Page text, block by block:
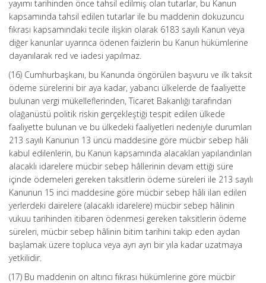
yayımı tarihinden önce tahsil edilmiş olan tutarlar, bu Kanun
kapsamında tahsil edilen tutarlar ile bu maddenin dokuzuncu
fıkrası kapsamındaki tecile ilişkin olarak 6183 sayılı Kanun veya
diğer kanunlar uyarınca ödenen faizlerin bu Kanun hükümlerine
dayanılarak red ve iadesi yapılmaz.
(16) Cumhurbaşkanı, bu Kanunda öngörülen başvuru ve ilk taksit
ödeme sürelerini bir aya kadar, yabancı ülkelerde de faaliyette
bulunan vergi mükelleflerinden, Ticaret Bakanlığı tarafından
olağanüstü politik riskin gerçekleştiği tespit edilen ülkede
faaliyette bulunan ve bu ülkedeki faaliyetleri nedeniyle durumları
213 sayılı Kanunun 13 üncü maddesine göre mücbir sebep hâli
kabul edilenlerin, bu Kanun kapsamında alacakları yapılandırılan
alacaklı idarelere mücbir sebep hâllerinin devam ettiği süre
içinde ödemeleri gereken taksitlerin ödeme süreleri ile 213 sayılı
Kanunun 15 inci maddesine göre mücbir sebep hâli ilan edilen
yerlerdeki dairelere (alacaklı idarelere) mücbir sebep hâlinin
vukuu tarihinden itibaren ödenmesi gereken taksitlerin ödeme
süreleri, mücbir sebep hâlinin bitim tarihini takip eden aydan
başlamak üzere topluca veya ayrı ayrı bir yıla kadar uzatmaya
yetkilidir.
(17) Bu maddenin on altıncı fıkrası hükümlerine göre mücbir